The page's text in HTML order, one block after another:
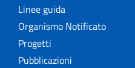
Linee guida
Organismo Notificato
Progetti
Pubblicazioni